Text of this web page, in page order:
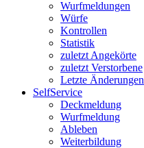
Wurfmeldungen
Würfe
Kontrollen
Statistik
zuletzt Angekörte
zuletzt Verstorbene
Letzte Änderungen
SelfService
Deckmeldung
Wurfmeldung
Ableben
Weiterbildung